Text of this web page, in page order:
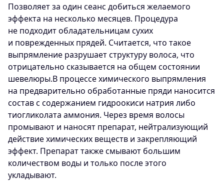
Позволяет за один сеанс добиться желаемого
эффекта на несколько месяцев. Процедура
не подходит обладательницам сухих
и поврежденных прядей. Считается, что такое
выпрямление разрушает структуру волоса, что
отрицательно сказывается на общем состоянии
шевелюры.В процессе химического выпрямления
на предварительно обработанные пряди наносится
состав с содержанием гидроокиси натрия либо
тиогликолата аммония. Через время волосы
промывают и наносят препарат, нейтрализующий
действие химических веществ и закрепляющий
эффект. Препарат также смывают большим
количеством воды и только после этого
укладывают.